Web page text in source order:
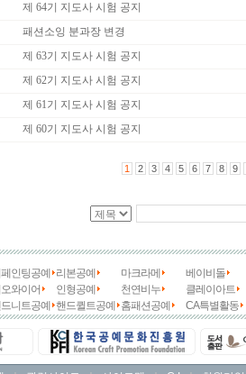
제 64기 지도사 시험 공지
패션소잉 분과장 변경
제 63기 지도사 시험 공지
제 62기 지도사 시험 공지
제 61기 지도사 시험 공지
제 60기 지도사 시험 공지
1 2 3 4 5 6 7 8 9
인팅공예 리본공예 마크라메 베이비돌
와이어 인형공예 천연비누 클레이아트
니트공예 핸드퀼트공예 홈패션공예 CA특별활동